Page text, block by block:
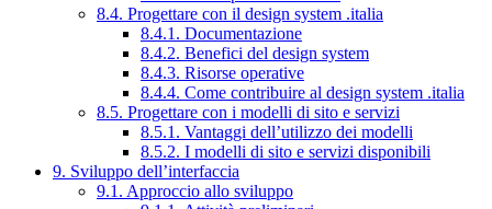
8.4. Progettare con il design system .italia
8.4.1. Documentazione
8.4.2. Benefici del design system
8.4.3. Risorse operative
8.4.4. Come contribuire al design system .italia
8.5. Progettare con i modelli di sito e servizi
8.5.1. Vantaggi dell’utilizzo dei modelli
8.5.2. I modelli di sito e servizi disponibili
9. Sviluppo dell’interfaccia
9.1. Approccio allo sviluppo